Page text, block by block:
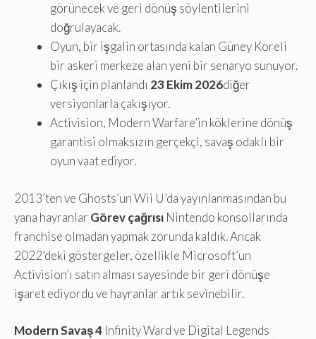
görünecek ve geri dönüş söylentilerini
doğrulayacak.
Oyun, bir işgalin ortasında kalan Güney Koreli
bir askeri merkeze alan yeni bir senaryo sunuyor.
Çıkış için planlandı 23 Ekim 2026diğer
versiyonlarla çakışıyor.
Activision, Modern Warfare’in köklerine dönüş
garantisi olmaksızın gerçekçi, savaş odaklı bir
oyun vaat ediyor.
2013’ten ve Ghosts’un Wii U’da yayınlanmasından bu
yana hayranlar Görev çağrısı Nintendo konsollarında
franchise olmadan yapmak zorunda kaldık. Ancak
2022’deki göstergeler, özellikle Microsoft’un
Activision’ı satın alması sayesinde bir geri dönüşe
işaret ediyordu ve hayranlar artık sevinebilir.
Modern Savaş 4 Infinity Ward ve Digital Legends